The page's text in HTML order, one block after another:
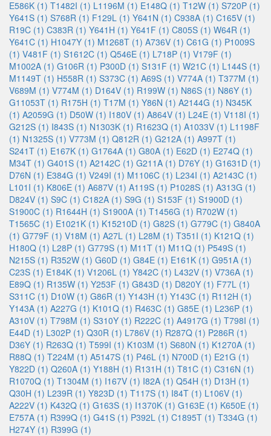
E586K (1) T1482I (1) L1196M (1) E148Q (1) T12W (1) S720P (1)
Y641S (1) S768R (1) F129L (1) Y641N (1) C938A (1) C165V (1)
R19C (1) C383R (1) Y641H (1) Y641F (1) C805S (1) W64R (1)
Y641C (1) H1047Y (1) M1268T (1) A736V (1) C61G (1) P1009S
(1) V481F (1) S1612C (1) Q546E (1) L718P (1) V179F (1)
M1002A (1) G106R (1) P300D (1) S131F (1) W21C (1) L144S (1)
M1149T (1) H558R (1) S373C (1) A69S (1) V774A (1) T377M (1)
V689M (1) V774M (1) D164V (1) R199W (1) N86S (1) N86Y (1)
G11053T (1) R175H (1) T17M (1) Y86N (1) A2144G (1) N345K
(1) A2059G (1) D50W (1) I180V (1) A864V (1) L24E (1) V118I (1)
G212S (1) I843S (1) N1303K (1) R1623Q (1) A1033V (1) L1198F
(1) N1325S (1) V773M (1) Q812R (1) G212A (1) A997T (1)
S241T (1) E167K (1) G1764A (1) G80A (1) E62D (1) E274Q (1)
M34T (1) G401S (1) A2142C (1) G211A (1) D76Y (1) G1631D (1)
D76N (1) E384G (1) V249I (1) M1106C (1) L234I (1) A2143C (1)
L101I (1) K806E (1) A687V (1) A119S (1) P1028S (1) A313G (1)
D824V (1) S9C (1) C182A (1) S9G (1) S153F (1) S1900D (1)
S1900C (1) R1644H (1) S1900A (1) T1456G (1) R702W (1)
T1565C (1) E1021K (1) K15210D (1) G82S (1) G779C (1) G840A
(1) G779F (1) V18M (1) A27L (1) L28M (1) T351I (1) K121Q (1)
H180Q (1) L28P (1) G779S (1) M11T (1) M11Q (1) P549S (1)
N215S (1) R352W (1) G60D (1) G84E (1) E161K (1) G951A (1)
C23S (1) E184K (1) V1206L (1) Y842C (1) L432V (1) V736A (1)
E89Q (1) R135W (1) Y253F (1) G843D (1) D820Y (1) F77L (1)
S311C (1) D10W (1) G86R (1) Y143H (1) Y143C (1) R112H (1)
Y143A (1) A227G (1) K101Q (1) R463C (1) G85E (1) L236P (1)
A310V (1) T798M (1) S310Y (1) R222C (1) A4917G (1) T798I (1)
E44D (1) L302P (1) Q30R (1) L786V (1) R287Q (1) P286R (1)
D36Y (1) R263Q (1) T599I (1) K103M (1) S680N (1) K1270A (1)
R88Q (1) T224M (1) A5147S (1) P46L (1) N700D (1) E21G (1)
Y822D (1) Q260A (1) Y188H (1) R131H (1) T81C (1) C316N (1)
R1070Q (1) T1304M (1) I167V (1) I82A (1) Q54H (1) D13H (1)
Q30H (1) L239R (1) Y823D (1) T117S (1) I84T (1) L106V (1)
A222V (1) K432Q (1) G163S (1) I1370K (1) G163E (1) K650E (1)
E757A (1) R399Q (1) G41S (1) P392L (1) C1895T (1) T334G (1)
H274Y (1) R399G (1)